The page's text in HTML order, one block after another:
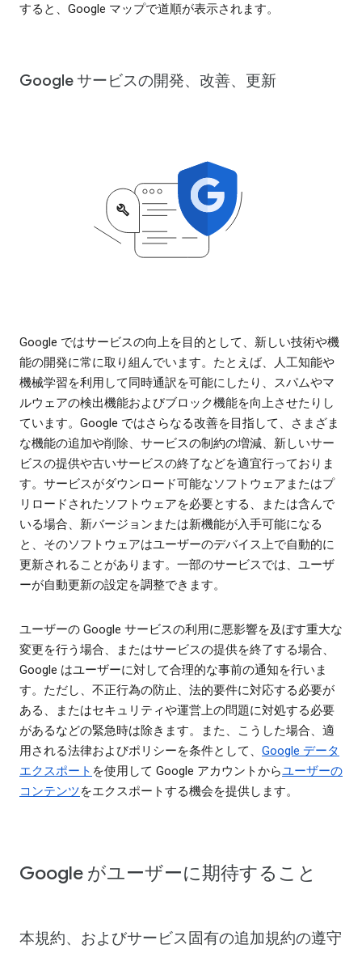
すると、Google マップで道順が表示されます。
Google サービスの開発、改善、更新
Google ではサービスの向上を目的として、新しい技術や機
能の開発に常に取り組んでいます。たとえば、人工知能や
機械学習を利用して同時通訳を可能にしたり、スパムやマ
ルウェアの検出機能およびブロック機能を向上させたりし
ています。Google ではさらなる改善を目指して、さまざま
な機能の追加や削除、サービスの制約の増減、新しいサー
ビスの提供や古いサービスの終了などを適宜行っておりま
す。サービスがダウンロード可能なソフトウェアまたはプ
リロードされたソフトウェアを必要とする、または含んで
いる場合、新バージョンまたは新機能が入手可能になる
と、そのソフトウェアはユーザーのデバイス上で自動的に
更新されることがあります。一部のサービスでは、ユーザ
ーが自動更新の設定を調整できます。
ユーザーの Google サービスの利用に悪影響を及ぼす重大な
変更を行う場合、またはサービスの提供を終了する場合、
Google はユーザーに対して合理的な事前の通知を行いま
す。ただし、不正行為の防止、法的要件に対応する必要が
ある、またはセキュリティや運営上の問題に対処する必要
があるなどの緊急時は除きます。また、こうした場合、適
用される法律およびポリシーを条件として、 Google データ
エクスポート を使用して Google アカウントからユーザーの
コンテンツをエクスポートする機会を提供します。
Google がユーザーに期待すること
本規約、およびサービス固有の追加規約の遵守